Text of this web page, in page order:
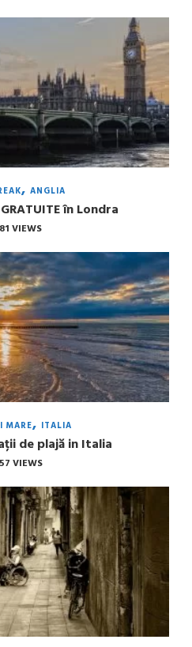
ANGLIA
în Londra
VIEWS
MARE ITALIA
de plajă in Italia
VIEWS